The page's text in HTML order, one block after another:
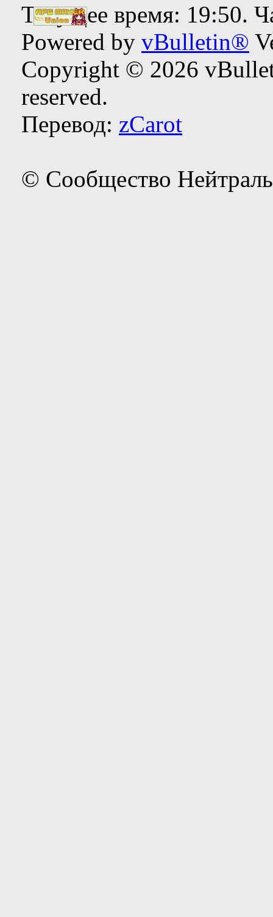
Текущее время: 19:50.
Powered by vBulletin®
Copyright © 2026
reserved.
Перевод: zCarot
© Сообщество